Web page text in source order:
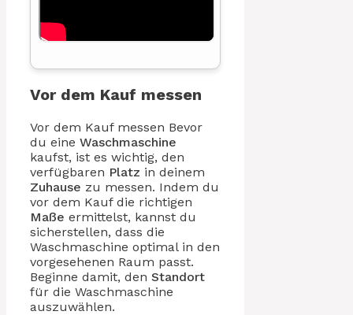
Vor dem Kauf messen
Vor dem Kauf messen Bevor
du eine Waschmaschine
kaufst, ist es wichtig, den
verfügbaren Platz in deinem
Zuhause zu messen. Indem du
vor dem Kauf die richtigen
Maße ermittelst, kannst du
sicherstellen, dass die
Waschmaschine optimal in den
vorgesehenen Raum passt.
Beginne damit, den Standort
für die Waschmaschine
auszuwählen.